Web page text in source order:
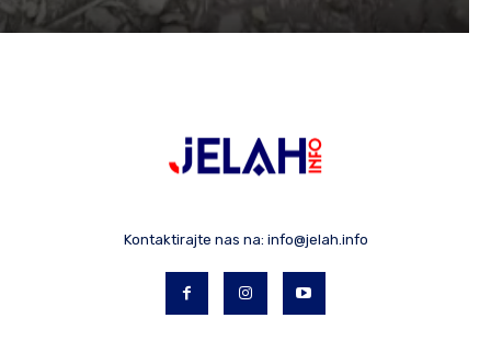
Kontaktirajte nas na: info@jelah.info